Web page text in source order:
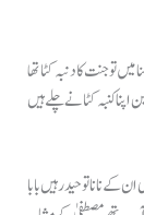
میں تو جنت کا دنبہ کٹا تھا
اپنا کنبہ کٹانے چلے ہیں
ان کے نانا تو حیدر ہیں بابا